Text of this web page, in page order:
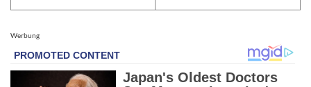
Werbung